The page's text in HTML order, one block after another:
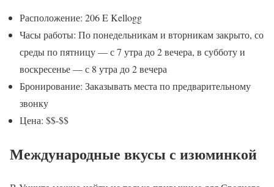
Расположение: 206 E Kellogg
Часы работы: По понедельникам и вторникам закрыто, со
среды по пятницу — с 7 утра до 2 вечера, в субботу и
воскресенье — с 8 утра до 2 вечера
Бронирование: Заказывать места по предварительному
звонку
Цена: $$-$$
Международные вкусы с изюминкой